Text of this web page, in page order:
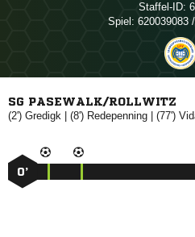
Staffel-ID:
Spiel: 620039083
SG PASEWALK/ROLLWITZ
(2')  | (8')  | (77')
0’